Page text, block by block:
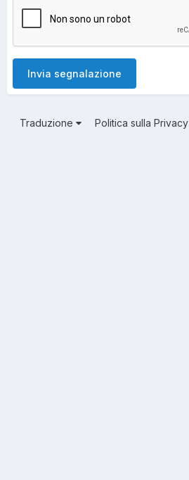
Invia segnalazione
Traduzione Politica sulla Privacy